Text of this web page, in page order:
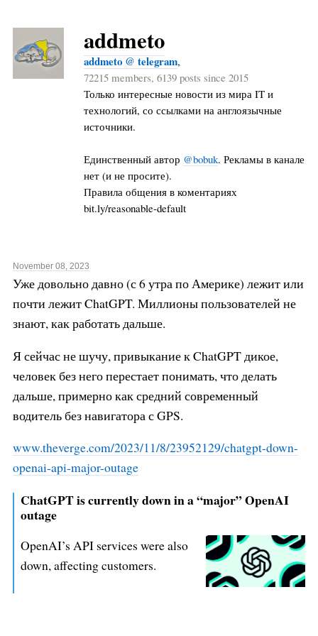
addmeto
addmeto @ telegram,
72215 members, 6139 posts since 2015
Только интересные новости из мира IT и
технологий, со ссылками на англоязычные
источники.
Единственный автор @bobuk. Рекламы в канале
нет (и не просите).
Правила общения в коментариях
bit.ly/reasonable-default
November 08, 2023
Уже довольно давно (с 6 утра по Америке) лежит или
почти лежит ChatGPT. Миллионы пользователей не
знают, как работать дальше.
Я сейчас не шучу, привыкание к ChatGPT дикое,
человек без него перестает понимать, что делать
дальше, примерно как средний современный
водитель без навигатора с GPS.
www.theverge.com/2023/11/8/23952129/chatgpt-down-
openai-api-major-outage
ChatGPT is currently down in a “major” OpenAI
outage
OpenAI’s API services were also
down, affecting customers.